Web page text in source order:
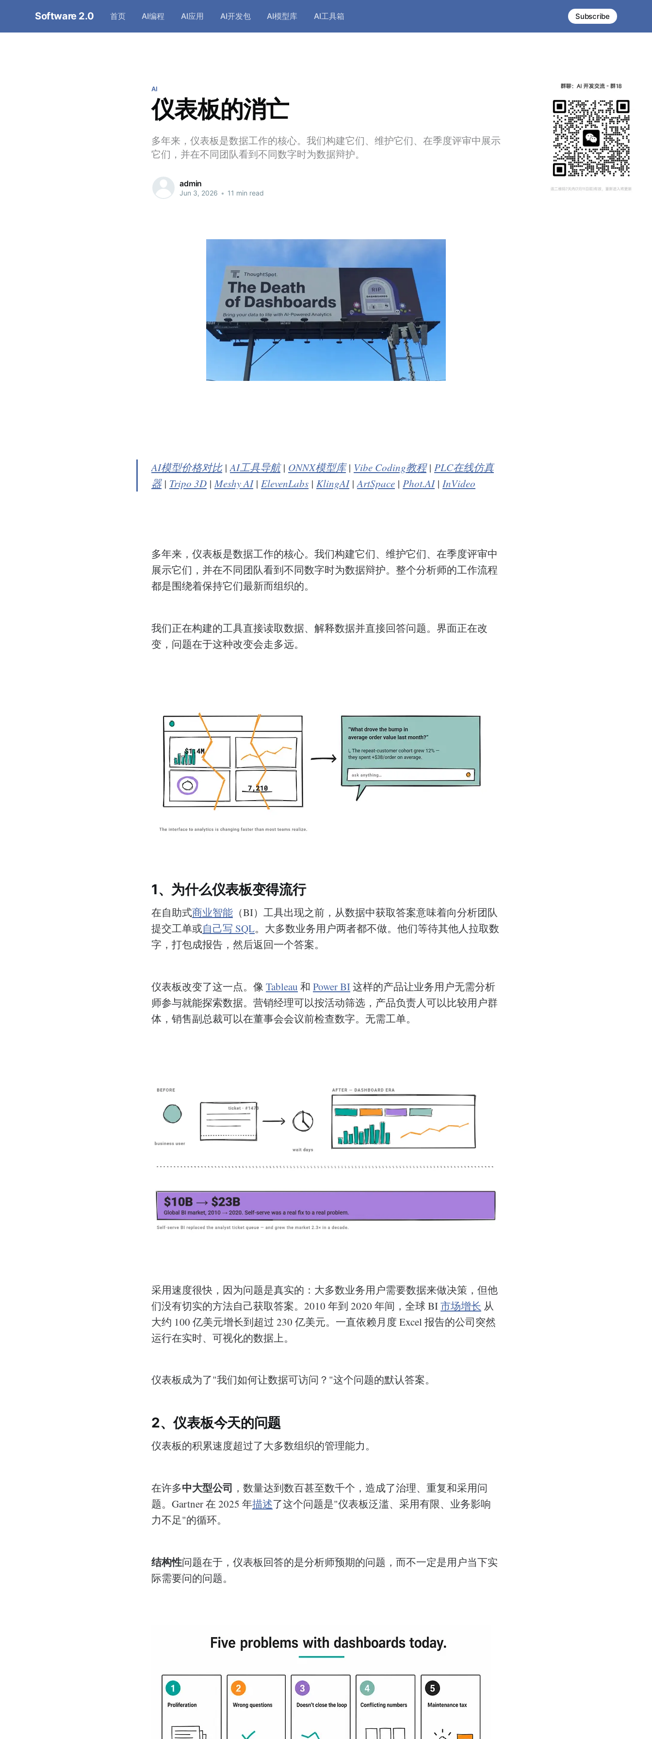
Software 2.0 首页 AI编程 AI应用 AI开发包 AI模型库 AI工具箱 Subscribe
AI
仪表板的消亡
多年来，仪表板是数据工作的核心。我们构建它们、维护它们、在季度评审中展示
它们，并在不同团队看到不同数字时为数据辩护。
admin
Jun 3, 2026 • 11 min read
AI模型价格对比|AI工具导航| ONNX模型库| Vibe Coding教程| PLC在线仿真
器| Tripo 3D |Meshy AI| ElevenLabs | KlingAI|ArtSpace | Phot.AI| InVideo
多年来，仪表板是数据工作的核心。我们构建它们、维护它们、在季度评审中
展示它们，并在不同团队看到不同数字时为数据辩护。整个分析师的工作流程
都是围绕着保持它们最新而组织的。
我们正在构建的工具直接读取数据、解释数据并直接回答问题。界面正在改
变，问题在于这种改变会走多远。
1、为什么仪表板变得流行
在自助式商业智能 （BI）工具出现之前，从数据中获取答案意味着向分析团队
提交工单或自己写 SQL。大多数业务用户两者都不做。他们等待其他人拉取数
字，打包成报告，然后返回一个答案。
仪表板改变了这一点。像 Tableau 和 Power BI这样的产品让业务用户无需分析
师参与就能探索数据。营销经理可以按活动筛选，产品负责人可以比较用户群
体，销售副总裁可以在董事会会议前检查数字。无需工单。
采用速度很快，因为问题是真实的：大多数业务用户需要数据来做决策，但他
们没有切实的方法自己获取答案。2010 年到 2020 年间，全球 BI市场增长 从
大约 100 亿美元增长到超过 230 亿美元。一直依赖月度 Excel 报告的公司突然
运行在实时、可视化的数据上。
仪表板成为了"我们如何让数据可访问？"这个问题的默认答案。
2、仪表板今天的问题
仪表板的积累速度超过了大多数组织的管理能力。
在许多中大型公司 ，数量达到数百甚至数千个，造成了治理、重复和采用问
题。Gartner 在 2025 年描述了这个问题是"仪表板泛滥、采用有限、业务影响
力不足"的循环。
结构性问题在于，仪表板回答的是分析师预期的问题，而不一定是用户当下实
际需要问的问题。